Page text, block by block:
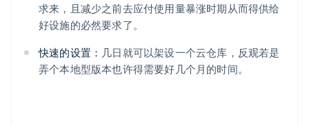
求来，且减少之前去应付使用量暴涨时期从而得供给
好设施的必然要求了。
快速的设置： 几日就可以架设一个云仓库，反观若是
弄个本地型版本也许得需要好几个月的时间。